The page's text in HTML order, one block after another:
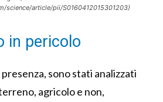
science/article/pii/S0160412015301203)
in pericolo
sono stati analizzati
agricolo e non,